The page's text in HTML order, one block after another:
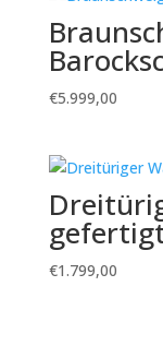
€5.999,00
€1.799,00